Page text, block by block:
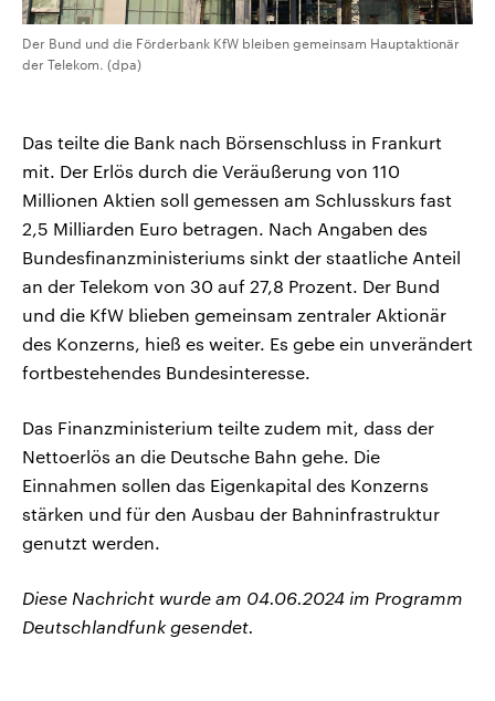
Der Bund und die Förderbank KfW bleiben gemeinsam Hauptaktionär
der Telekom. (dpa)
Das teilte die Bank nach Börsenschluss in Frankurt
mit. Der Erlös durch die Veräußerung von 110
Millionen Aktien soll gemessen am Schlusskurs fast
2,5 Milliarden Euro betragen. Nach Angaben des
Bundesfinanzministeriums sinkt der staatliche Anteil
an der Telekom von 30 auf 27,8 Prozent. Der Bund
und die KfW blieben gemeinsam zentraler Aktionär
des Konzerns, hieß es weiter. Es gebe ein unverändert
fortbestehendes Bundesinteresse.
Das Finanzministerium teilte zudem mit, dass der
Nettoerlös an die Deutsche Bahn gehe. Die
Einnahmen sollen das Eigenkapital des Konzerns
stärken und für den Ausbau der Bahninfrastruktur
genutzt werden.
Diese Nachricht wurde am 04.06.2024 im Programm
Deutschlandfunk gesendet.